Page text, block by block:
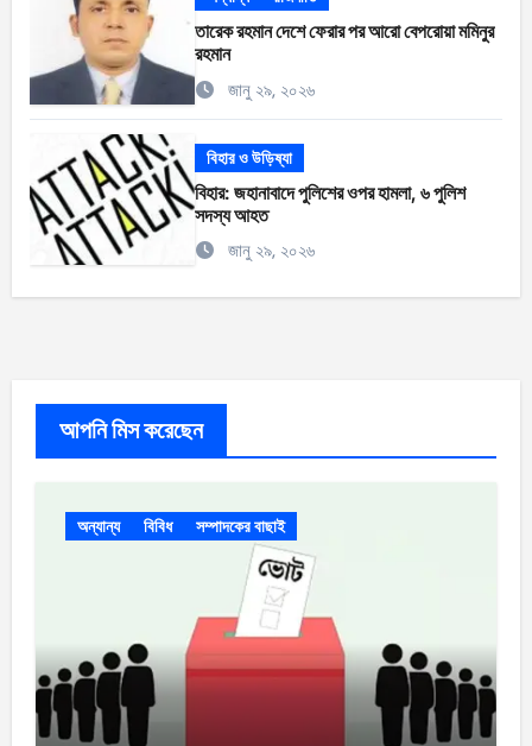
তারেক রহমান দেশে ফেরার পর আরো বেপরোয়া মমিনুর
রহমান
জানু ২৯, ২০২৬
বিহার ও উড়িষ্যা
বিহার: জহানাবাদে পুলিশের ওপর হামলা, ৬ পুলিশ
সদস্য আহত
জানু ২৯, ২০২৬
আপনি মিস করেছেন
অন্যান্য বিবিধ সম্পাদকের বাছাই